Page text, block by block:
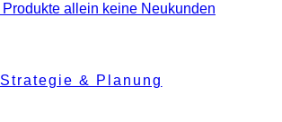
Strategie & Planung